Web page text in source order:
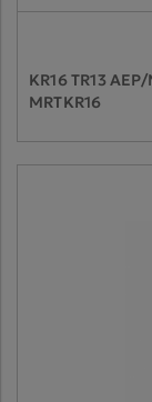
KR16 TR13
MRTKR16